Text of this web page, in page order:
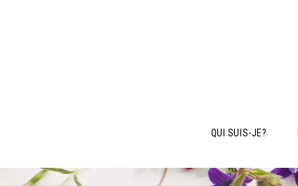
QUI SUIS-JE?